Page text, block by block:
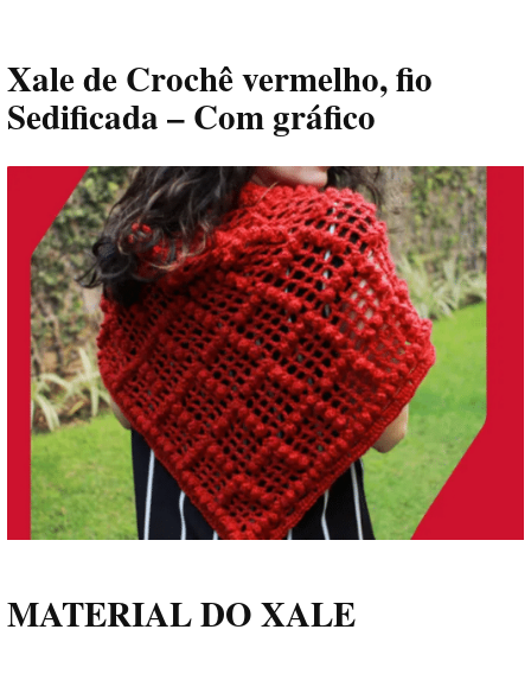
Xale de Crochê vermelho, fio
Sedificada – Com gráfico
MATERIAL DO XALE